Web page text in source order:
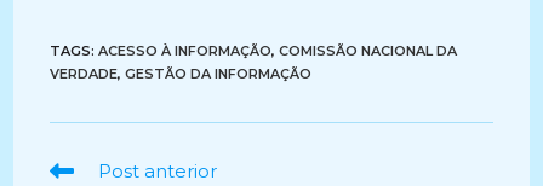
TAGS:ACESSO À INFORMAÇÃO, COMISSÃO NACIONAL DA
VERDADE, GESTÃO DA INFORMAÇÃO
Ler
Post anterior